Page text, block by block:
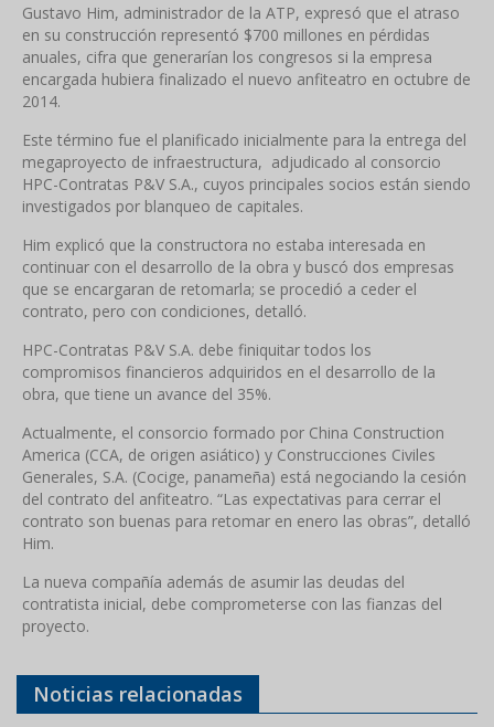
Gustavo Him, administrador de la ATP, expresó que el atraso
en su construcción representó $700 millones en pérdidas
anuales, cifra que generarían los congresos si la empresa
encargada hubiera finalizado el nuevo anfiteatro en octubre de
2014.
Este término fue el planificado inicialmente para la entrega del
megaproyecto de infraestructura, adjudicado al consorcio
HPC-Contratas P&V S.A., cuyos principales socios están siendo
investigados por blanqueo de capitales.
Him explicó que la constructora no estaba interesada en
continuar con el desarrollo de la obra y buscó dos empresas
que se encargaran de retomarla; se procedió a ceder el
contrato, pero con condiciones, detalló.
HPC-Contratas P&V S.A. debe finiquitar todos los
compromisos financieros adquiridos en el desarrollo de la
obra, que tiene un avance del 35%.
Actualmente, el consorcio formado por China Construction
America (CCA, de origen asiático) y Construcciones Civiles
Generales, S.A. (Cocige, panameña) está negociando la cesión
del contrato del anfiteatro. “Las expectativas para cerrar el
contrato son buenas para retomar en enero las obras”, detalló
Him.
La nueva compañía además de asumir las deudas del
contratista inicial, debe comprometerse con las fianzas del
proyecto.
Noticias relacionadas